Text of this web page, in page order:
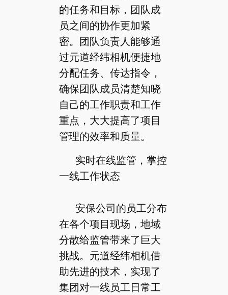
的任务和目标，团队成
员之间的协作更加紧
密。团队负责人能够通
过元道经纬相机便捷地
分配任务、传达指令，
确保团队成员清楚知晓
自己的工作职责和工作
重点，大大提高了项目
管理的效率和质量。
实时在线监管，掌控
一线工作状态
安保公司的员工分布
在各个项目现场，地域
分散给监管带来了巨大
挑战。元道经纬相机借
助先进的技术，实现了
集团对一线员工日常工